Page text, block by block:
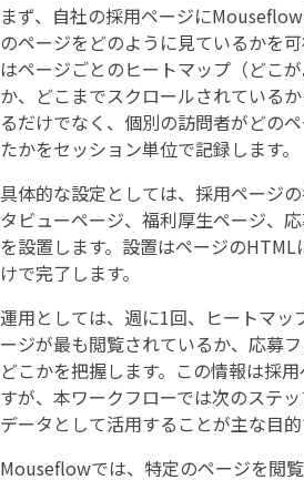
まず、自社の採用ページに
のページをどのように見ているかを
はページごとのヒートマップ（どこ
か、どこまでスクロールされている
るだけでなく、個別の訪問者がどの
たかをセッション単位で記録します。
具体的な設定としては、採用ページ
タビューページ、福利厚生ページ、
を設置します。設置はページの
けで完了します。
運用としては、週に1回、ヒートマッ
ージが最も閲覧されているか、応募
どこかを把握します。この情報は採
すが、本ワークフローでは次のステ
データとして活用することが主な目的
Mouseflowでは、特定のページを閲